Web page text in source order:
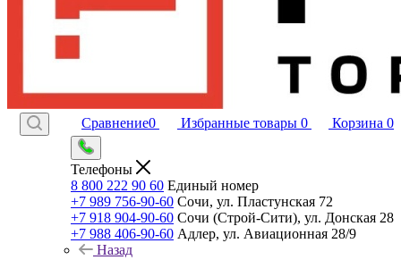
Сравнение0 Избранные товары 0 Корзина 0
Телефоны
8 800 222 90 60 Единый номер
+7 989 756-90-60 Сочи, ул. Пластунская 72
+7 918 904-90-60 Сочи (Строй-Сити), ул. Донская 28
+7 988 406-90-60 Адлер, ул. Авиационная 28/9
Назад